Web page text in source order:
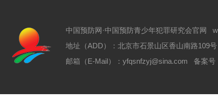
中国预防网·中国预防青少年犯罪研究会官网
地址（ADD）：北京市石景山区香山南路109
邮箱（E-Mail）：yfqsnfzyj@sina.com 备案号